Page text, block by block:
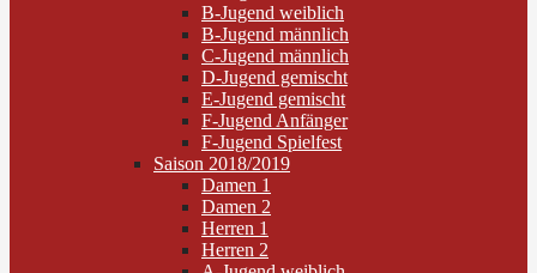
B-Jugend weiblich
B-Jugend männlich
C-Jugend männlich
D-Jugend gemischt
E-Jugend gemischt
F-Jugend Anfänger
F-Jugend Spielfest
Saison 2018/2019
Damen 1
Damen 2
Herren 1
Herren 2